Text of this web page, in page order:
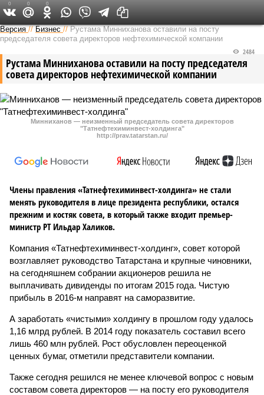
Версия в Татарстане
Версия //Бизнес //Рустама Минниханова оставили на посту
председателя совета директоров нефтехимической компании
Рустама Минниханова оставили на посту председателя
совета директоров нефтехимической компании
2484
Минниханов — неизменный председатель совета директоров
"Татнефтехиминвест-холдинга"
http://prav.tatarstan.ru/
Члены правления «Татнефтехиминвест-холдинга» не стали
менять руководителя в лице президента республики, остался
прежним и костяк совета, в который также входит премьер-
министр РТ Ильдар Халиков.
Компания «Татнефтехиминвест-холдинг», совет которой
возглавляет руководство Татарстана и крупные чиновники,
на сегодняшнем собрании акционеров решила не
выплачивать дивиденды по итогам 2015 года. Чистую
прибыль в 2016-м направят на саморазвитие.
А заработать «чистыми» холдингу в прошлом году удалось
1,16 млрд рублей. В 2014 году показатель составил всего
лишь 460 млн рублей. Рост обусловлен переоценкой
ценных бумаг, отметили представители компании.
Также сегодня решился не менее ключевой вопрос с новым
составом совета директоров — на посту его руководителя
0 0 0